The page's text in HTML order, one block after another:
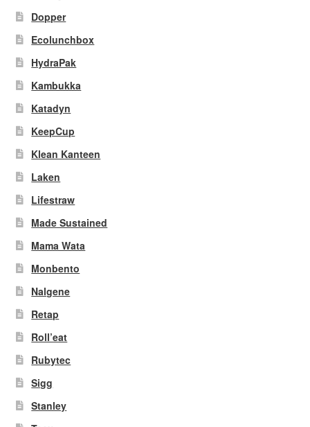
Dopper
Ecolunchbox
HydraPak
Kambukka
Katadyn
KeepCup
Klean Kanteen
Laken
Lifestraw
Made Sustained
Mama Wata
Monbento
Nalgene
Retap
Roll’eat
Rubytec
Sigg
Stanley